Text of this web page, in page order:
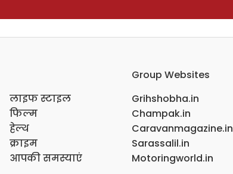
लाइफ स्टाइल
फिल्म
हेल्थ
क्राइम
आपकी समस्याएं
Group Websites
Grihshobha.in
Champak.in
Caravanmagazine.in
Sarassalil.in
Motoringworld.in